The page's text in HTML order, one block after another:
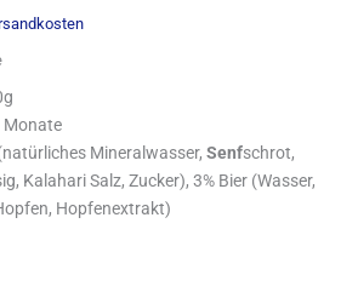
Monate
Mineralwasser, Senfschrot,
Kalahari Salz, Zucker), 3% Bier (Wasser,
Hopfenextrakt)